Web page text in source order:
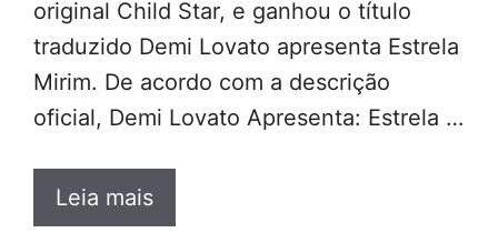
original Child Star, e ganhou o título
traduzido Demi Lovato apresenta Estrela
Mirim. De acordo com a descrição
oficial, Demi Lovato Apresenta: Estrela …
Leia mais